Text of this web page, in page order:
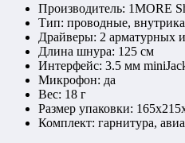
Производитель: 1MORE
Тип: проводные,
Драйверы: 2 арматурных
Длина шнура: 125 см
Интерфейс: 3.5 мм
Микрофон: да
Вес: 18 г
Размер упаковки:
Комплект: гарнитура,